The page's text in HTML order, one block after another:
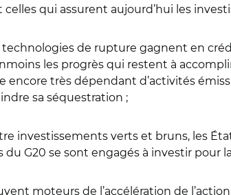
celles qui assurent aujourd’hui les
technologies de rupture gagnent en
les progrès qui restent à
encore très dépendant d’activités
sa séquestration ;
investissements verts et bruns, les
du G20 se sont engagés à investir pour
moteurs de l’accélération de